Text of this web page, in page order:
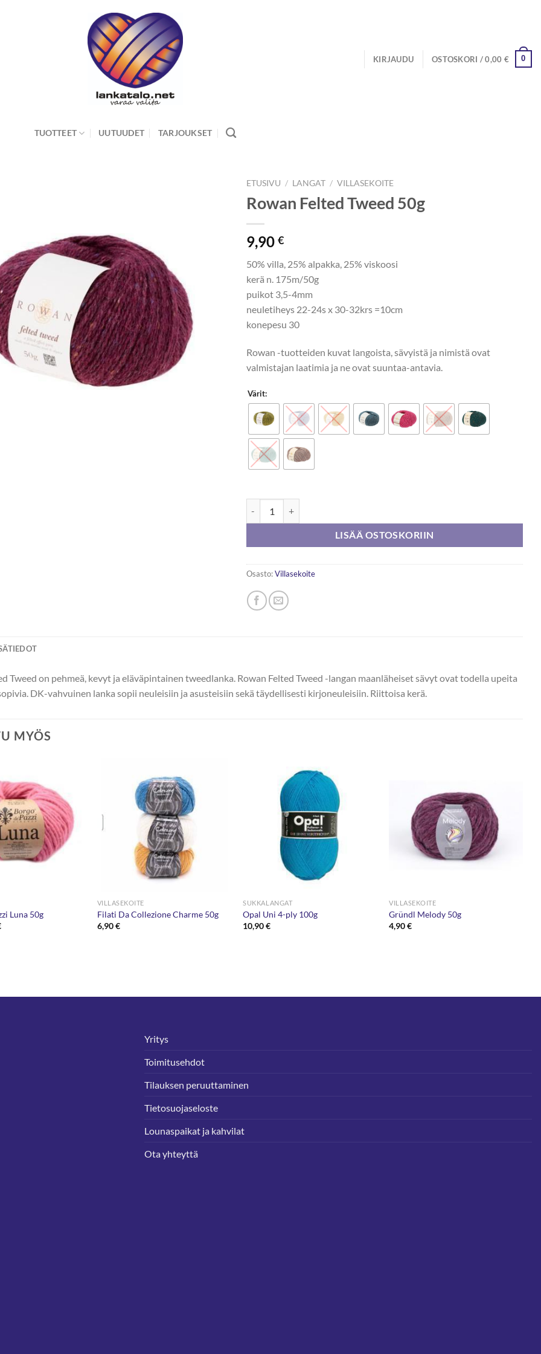
KIRJAUDU OSTOSKORI /0,00 € 0
TUOTTEET UUTUUDET TARJOUKSET
ETUSIVU / LANGAT / VILLASEKOITE
Rowan Felted Tweed 50g
9,90 €
50% villa, 25% alpakka, 25% viskoosi
kerä n. 175m/50g
puikot 3,5-4mm
neuletiheys 22-24s x 30-32krs =10cm
konepesu 30
Rowan -tuotteiden kuvat langoista, sävyistä ja nimistä ovat
valmistajan laatimia ja ne ovat suuntaa-antavia.
Värit:
LISÄÄ OSTOSKORIIN
Osasto:Villasekoite
Tweed on pehmeä, kevyt ja eläväpintainen tweedlanka. Rowan Felted Tweed -langan maanläheiset sävyt ovat todella upeita
DK-vahvuinen lanka sopii neuleisiin ja asusteisiin sekä täydellisesti kirjoneuleisiin. Riittoisa kerä.
MYÖS
Luna 50g
Nykyinen
VILLASEKOITE
Filati Da Collezione Charme 50g
6,90€
SUKKALANGAT
Opal Uni 4-ply 100g
10,90€
VILLASEKOITE
Gründl Melody 50g
4,90€
Yritys
Toimitusehdot
Tilauksen peruuttaminen
Tietosuojaseloste
Lounaspaikat ja kahvilat
Ota yhteyttä